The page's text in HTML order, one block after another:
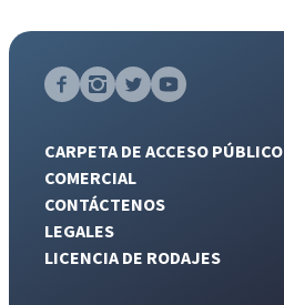
CARPETA DE ACCESO PÚBLICO
COMERCIAL
CONTÁCTENOS
LEGALES
LICENCIA DE RODAJES